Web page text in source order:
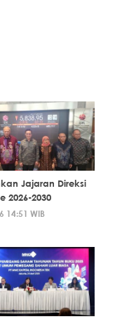
Jajaran Direksi
2026-2030
14:51 WIB